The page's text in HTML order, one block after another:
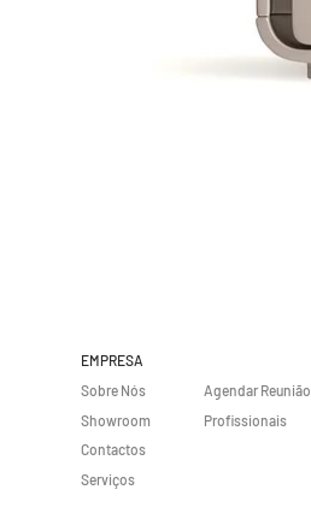
EMPRESA
Sobre Nós
Showroom
Contactos
Agendar Reunião
Profissionais
Serviços